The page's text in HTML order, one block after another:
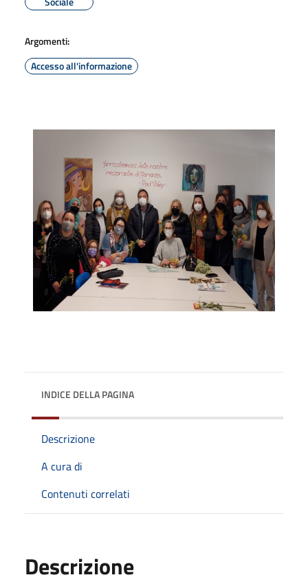
Argomenti:
Accesso all'informazione
INDICE DELLA PAGINA
Descrizione
A cura di
Contenuti correlati
Descrizione